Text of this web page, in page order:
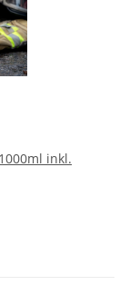
inkl.